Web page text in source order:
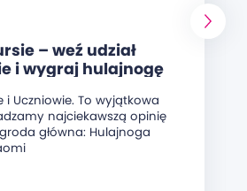
– weź udział
i wygraj hulajnogę
i Uczniowie. To wyjątkowa
najciekawszą opinię
główna: Hulajnoga